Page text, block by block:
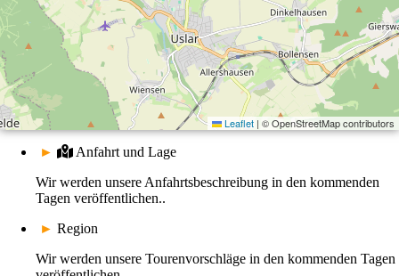
Leaflet | © OpenStreetMap contributors
►
Anfahrt und Lage
Wir werden unsere Anfahrtsbeschreibung in den kommenden
Tagen veröffentlichen..
► Region
Wir werden unsere Tourenvorschläge in den kommenden Tagen